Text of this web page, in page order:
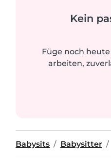
Kein
Füge noch
arbeiten,
Babysits Babysitter